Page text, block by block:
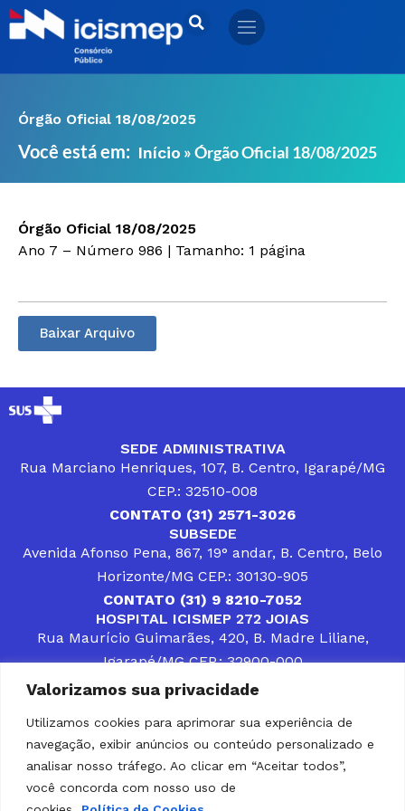
Valorizamos sua privacidade
Utilizamos cookies para aprimorar sua experiência de
navegação, exibir anúncios ou conteúdo personalizado e
analisar nosso tráfego. Ao clicar em “Aceitar todos”,
você concorda com nosso uso de
Ir
para
Órgão Oficial 18/08/2025
Você está em: Início »Órgão Oficial 18/08/2025
Órgão Oficial 18/08/2025
Ano 7 – Número 986 | Tamanho: 1 página
Baixar Arquivo
SEDE ADMINISTRATIVA
Rua Marciano Henriques, 107, B. Centro, Igarapé/MG
CEP.: 32510-008
CONTATO (31) 2571-3026
SUBSEDE
Avenida Afonso Pena, 867, 19° andar, B. Centro, Belo
Horizonte/MG CEP.: 30130-905
CONTATO (31) 9 8210-7052
HOSPITAL ICISMEP 272 JOIAS
Rua Maurício Guimarães, 420, B. Madre Liliane,
Igarapé/MG CEP.: 32900-000
CONTATOS (31) 3512-4400 ou (31) 9 8309-8660
DESENVOLVER SOLUÇÕES, AÇÕES E SERVIÇOS
PÚBLICOS QUE COMPLEMENTEM A ASSISTÊNCIA À
POPULAÇÃO DA REGIÃO EM QUE ATUA, SENDO
PARCEIRO DOS MUNICÍPIOS CONSORCIADOS NA
SOLUÇÃO DE DIFICULDADES ENFRENTADAS POR
GESTORES MUNICIPAIS, É O COMPROMISSO DO
ICISMEP.